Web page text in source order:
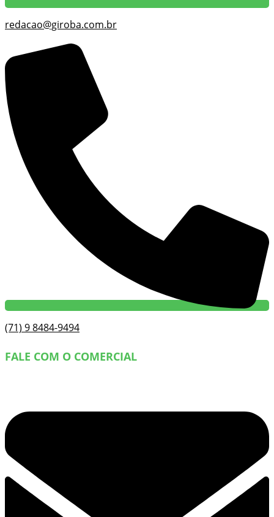
redacao@giroba.com.br
(71) 9 8484-9494
FALE COM O COMERCIAL